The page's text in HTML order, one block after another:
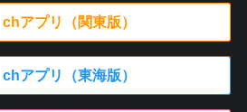
chアプリ（関東版）
chアプリ（東海版）